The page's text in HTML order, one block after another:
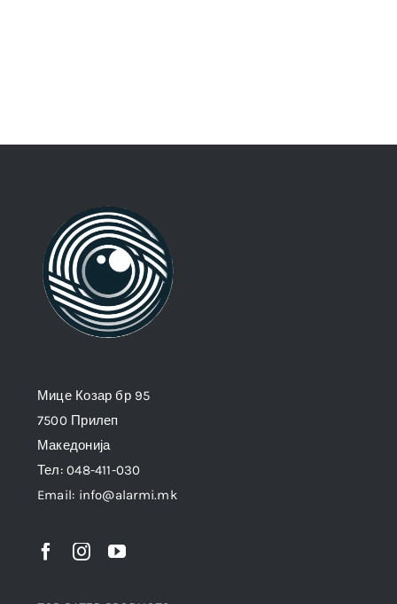
Мице Козар бр 95
7500 Прилеп
Македонија
Тел: 048-411-030
Email: info@alarmi.mk